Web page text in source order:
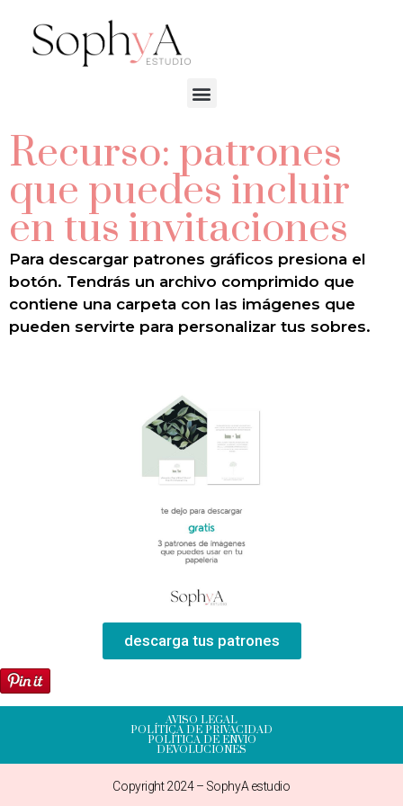
Recurso: patrones
que puedes incluir
en tus invitaciones
Para descargar patrones gráficos presiona el
botón. Tendrás un archivo comprimido que
contiene una carpeta con las imágenes que
pueden servirte para personalizar tus sobres.
descarga tus patrones
AVISO LEGAL
POLÍTICA DE PRIVACIDAD
POLÍTICA DE ENVIO
DEVOLUCIONES
Copyright 2024 – SophyA estudio